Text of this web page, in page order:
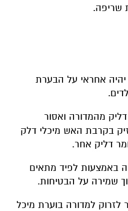
שריפה.
אחראי על הבערת
מהמדורה ואסור
בקרבת האש מיכלי דלק
דליק אחר.
באמצעות לפיד מתאים
שמירה על הבטיחות.
לזרוק למדורה בוערת מיכל